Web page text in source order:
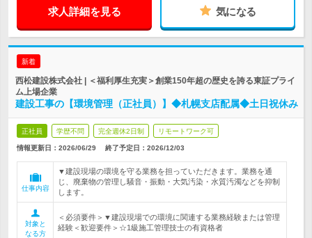
求人詳細を見る 気になる
新着
西松建設株式会社 | ＜福利厚生充実＞創業150年超の歴史を誇る東証プライ
ム上場企業
建設工事の【環境管理（正社員）】◆札幌支店配属◆土日祝休み
正社員 学歴不問 完全週休2日制 リモートワーク可
情報更新日：2026/06/29 終了予定日： 2026/12/03
仕事内容
▼建設現場の環境を守る業務を担っていただきます。業務を通
じ、廃棄物の管理し騒音・振動・大気汚染・水質汚濁などを抑制
します。
対象と
なる方
＜必須要件＞▼建設現場での環境に関連する業務経験または管理
経験＜歓迎要件＞☆1級施工管理技士の有資格者